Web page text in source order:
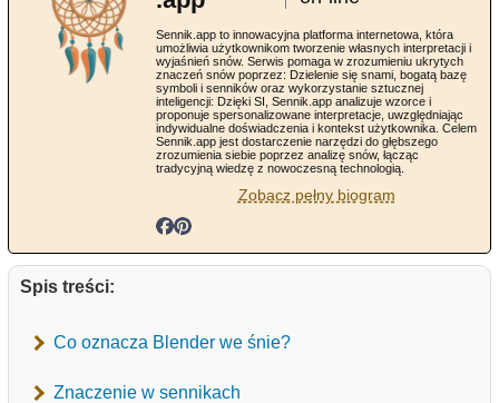
Sennik.app to innowacyjna platforma internetowa, która
umożliwia użytkownikom tworzenie własnych interpretacji i
wyjaśnień snów. Serwis pomaga w zrozumieniu ukrytych
znaczeń snów poprzez: Dzielenie się snami, bogatą bazę
symboli i senników oraz wykorzystanie sztucznej
inteligencji: Dzięki SI, Sennik.app analizuje wzorce i
proponuje spersonalizowane interpretacje, uwzględniając
indywidualne doświadczenia i kontekst użytkownika. Celem
Sennik.app jest dostarczenie narzędzi do głębszego
zrozumienia siebie poprzez analizę snów, łącząc
tradycyjną wiedzę z nowoczesną technologią.
Zobacz pełny biogram
Spis treści:
Co oznacza Blender we śnie?
Znaczenie w sennikach